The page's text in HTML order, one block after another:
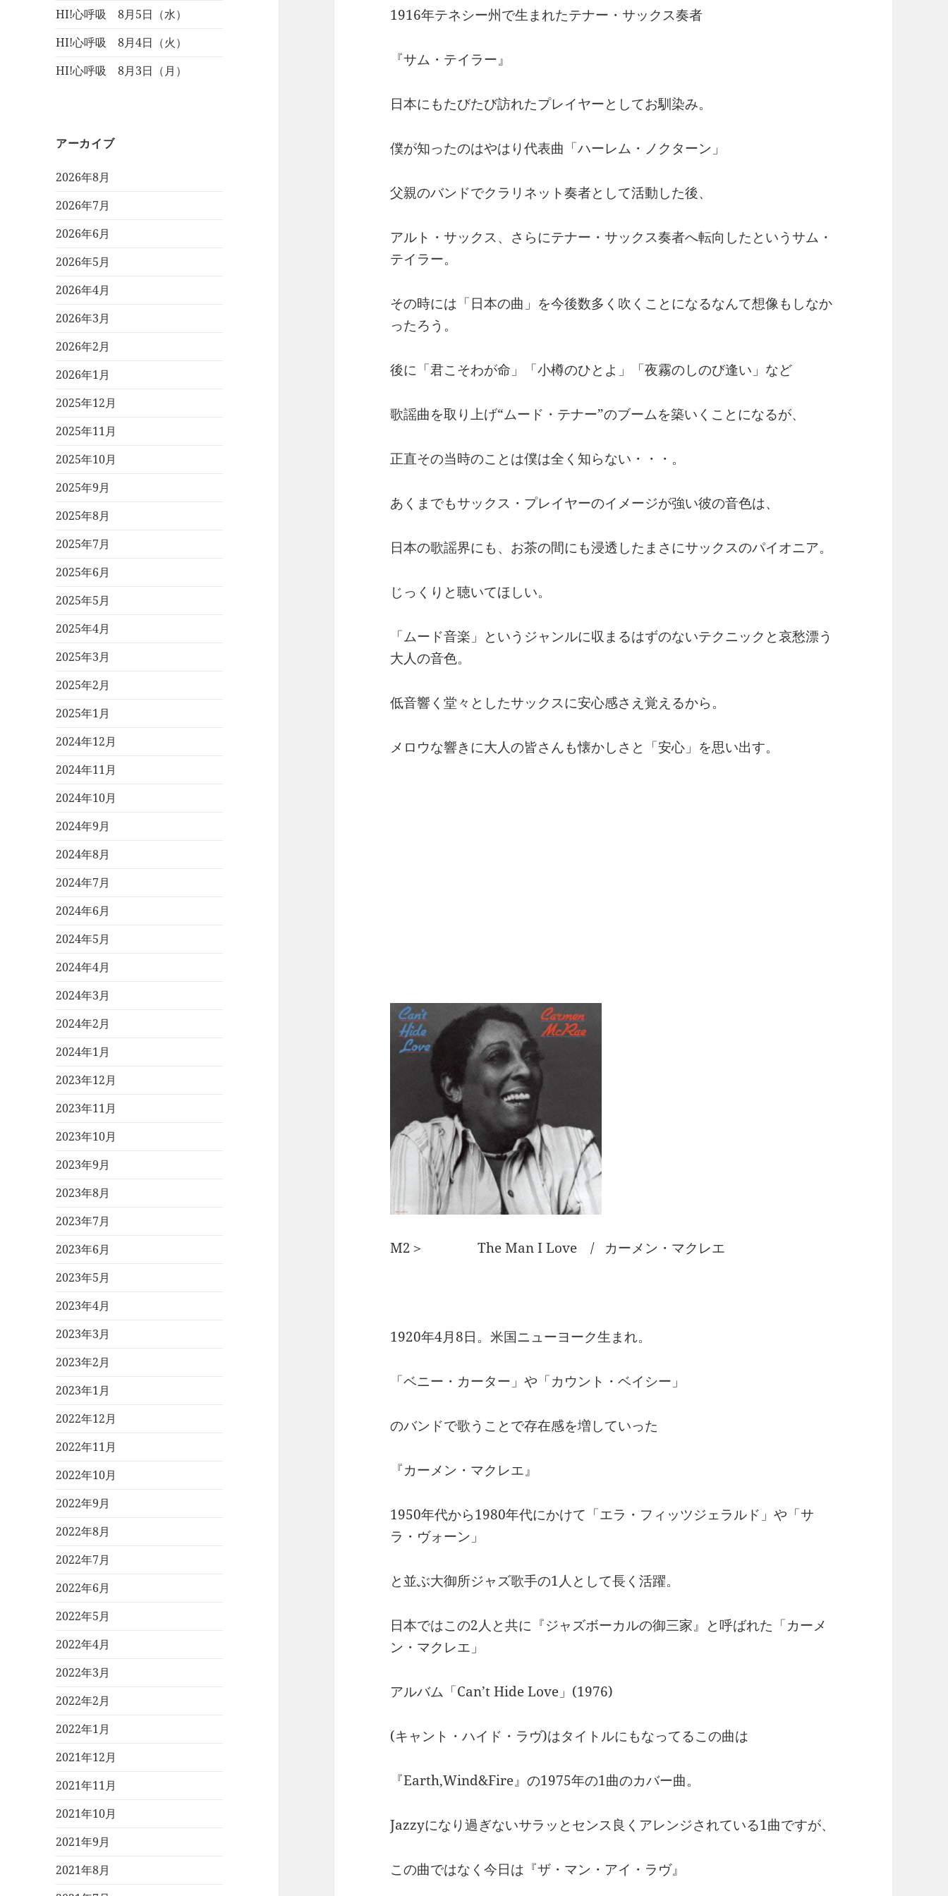
HI!心呼吸 8月5日（水）
HI!心呼吸 8月4日（火）
HI!心呼吸 8月3日（月）
アーカイブ
2026年8月
2026年7月
2026年6月
2026年5月
2026年4月
2026年3月
2026年2月
2026年1月
2025年12月
2025年11月
2025年10月
2025年9月
2025年8月
2025年7月
2025年6月
2025年5月
2025年4月
2025年3月
2025年2月
2025年1月
2024年12月
2024年11月
2024年10月
2024年9月
2024年8月
2024年7月
2024年6月
2024年5月
2024年4月
2024年3月
2024年2月
2024年1月
2023年12月
2023年11月
2023年10月
2023年9月
2023年8月
2023年7月
2023年6月
2023年5月
2023年4月
2023年3月
2023年2月
2023年1月
2022年12月
2022年11月
2022年10月
2022年9月
2022年8月
2022年7月
2022年6月
2022年5月
2022年4月
2022年3月
2022年2月
2022年1月
2021年12月
2021年11月
2021年10月
2021年9月
2021年8月
1916年テネシー州で生まれたテナー・サックス奏者
『サム・テイラー』
日本にもたびたび訪れたプレイヤーとしてお馴染み。
僕が知ったのはやはり代表曲「ハーレム・ノクターン」
父親のバンドでクラリネット奏者として活動した後、
アルト・サックス、さらにテナー・サックス奏者へ転向したというサム・
テイラー。
その時には「日本の曲」を今後数多く吹くことになるなんて想像もしなか
ったろう。
後に「君こそわが命」「小樽のひとよ」「夜霧のしのび逢い」など
歌謡曲を取り上げ“ムード・テナー”のブームを築いくことになるが、
正直その当時のことは僕は全く知らない・・・。
あくまでもサックス・プレイヤーのイメージが強い彼の音色は、
日本の歌謡界にも、お茶の間にも浸透したまさにサックスのパイオニア。
じっくりと聴いてほしい。
「ムード音楽」というジャンルに収まるはずのないテクニックと哀愁漂う
大人の音色。
低音響く堂々としたサックスに安心感さえ覚えるから。
メロウな響きに大人の皆さんも懐かしさと「安心」を思い出す。
M2＞ The Man I Love / カーメン・マクレエ
1920年4月8日。米国ニューヨーク生まれ。
「ベニー・カーター」や「カウント・ベイシー」
のバンドで歌うことで存在感を増していった
『カーメン・マクレエ』
1950年代から1980年代にかけて「エラ・フィッツジェラルド」や「サ
ラ・ヴォーン」
と並ぶ大御所ジャズ歌手の1人として長く活躍。
日本ではこの2人と共に『ジャズボーカルの御三家』と呼ばれた「カーメ
ン・マクレエ」
アルバム「Can’t Hide Love」(1976)
(キャント・ハイド・ラヴ)はタイトルにもなってるこの曲は
『Earth,Wind&Fire』の1975年の1曲のカバー曲。
Jazzyになり過ぎないサラッとセンス良くアレンジされている1曲ですが、
この曲ではなく今日は『ザ・マン・アイ・ラヴ』